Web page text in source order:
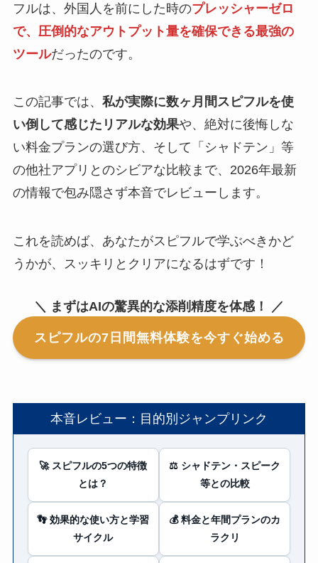
フルは、外国人を前にした時のプレッシャーゼロ
で、圧倒的なアウトプット量を確保できる最強の
ツールだったのです。
この記事では、 私が実際に数ヶ月間スピフルを使
い倒して感じたリアルな効果や、絶対に後悔しな
い料金プランの選び方、そして「シャドテン」等
の他社アプリとのシビアな比較まで、2026年最新
の情報で包み隠さず本音でレビューします。
これを読めば、あなたがスピフルで学ぶべきかど
うかが、スッキリとクリアになるはずです！
＼ まずはAIの驚異的な添削精度を体感！ ／
スピフルの7日間無料体験を今すぐ始める
本音レビュー：目的別ジャンプリンク
🚀 スピフルの5つの特徴
とは？
⚖️ シャドテン・スピーク
等との比較
👣 効果的な使い方と学習
サイクル
💰 料金と年間プランのカ
ラクリ